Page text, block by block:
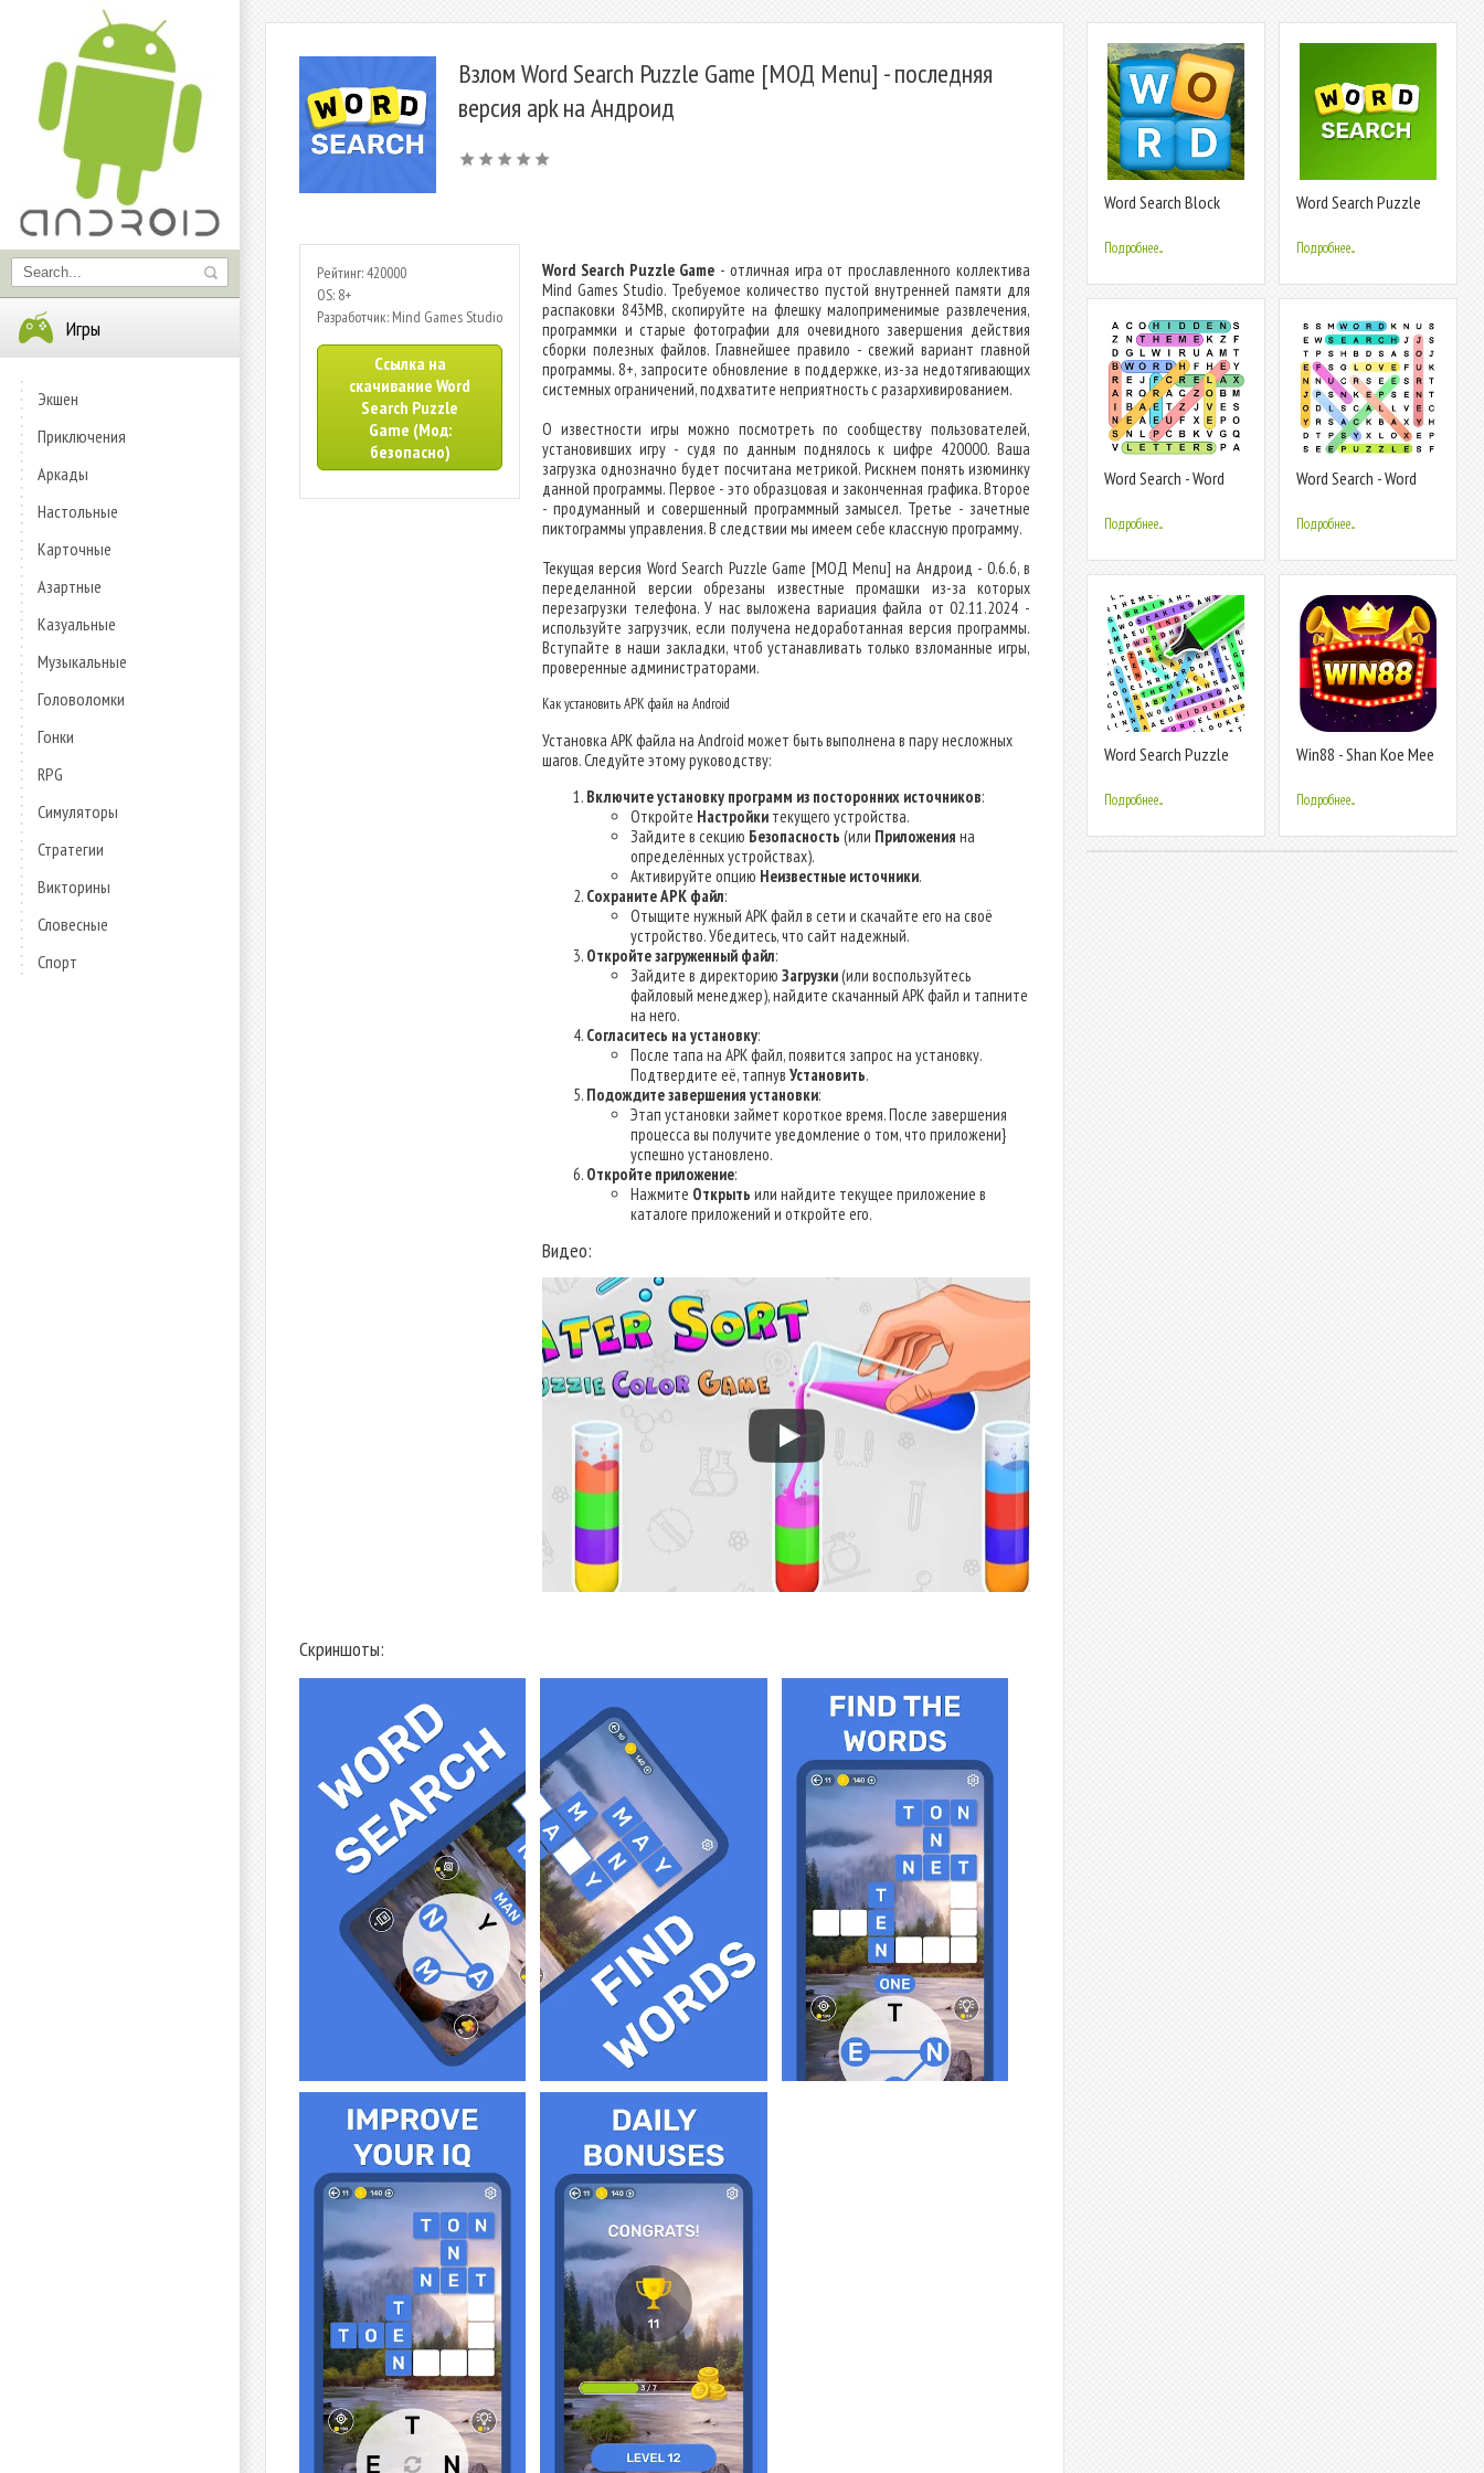
Игры
Экшен
Приключения
Аркады
Настольные
Карточные
Азартные
Казуальные
Музыкальные
Головоломки
Гонки
RPG
Симуляторы
Стратегии
Викторины
Словесные
Спорт
Взлом Word Search Puzzle Game [МОД Menu] - последняя
версия apk на Андроид
Рейтинг: 420000
OS: 8+
Разработчик: Mind Games Studio
Ссылка на
скачивание Word
Search Puzzle
Game (Мод:
безопасно)
Word Search Puzzle Game - отличная игра от прославленного коллектива
Mind Games Studio. Требуемое количество пустой внутренней памяти для
распаковки 843MB, скопируйте на флешку малоприменимые развлечения,
программки и старые фотографии для очевидного завершения действия
сборки полезных файлов. Главнейшее правило - свежий вариант главной
программы. 8+, запросите обновление в поддержке, из-за недотягивающих
системных ограничений, подхватите неприятность с разархивированием.
О известности игры можно посмотреть по сообществу пользователей,
установивших игру - судя по данным поднялось к цифре 420000. Ваша
загрузка однозначно будет посчитана метрикой. Рискнем понять изюминку
данной программы. Первое - это образцовая и законченная графика. Второе
- продуманный и совершенный программный замысел. Третье - зачетные
пиктограммы управления. В следствии мы имеем себе классную программу.
Текущая версия Word Search Puzzle Game [МОД Menu] на Андроид - 0.6.6, в
переделанной версии обрезаны известные промашки из-за которых
перезагрузки телефона. У нас выложена вариация файла от 02.11.2024 -
используйте загрузчик, если получена недоработанная версия программы.
Вступайте в наши закладки, чтоб устанавливать только взломанные игры,
проверенные администраторами.
Как установить APK файл на Android
Установка APK файла на Android может быть выполнена в пару несложных
шагов. Следуйте этому руководству:
Включите установку программ из посторонних источников:
Откройте Настройки текущего устройства.
Зайдите в секцию Безопасность (или Приложения на
определённых устройствах).
Активируйте опцию Неизвестные источники.
Сохраните APK файл:
Отыщите нужный APK файл в сети и скачайте его на своё
устройство. Убедитесь, что сайт надежный.
Откройте загруженный файл:
Зайдите в директорию Загрузки(или воспользуйтесь
файловый менеджер), найдите скачанный APK файл и тапните
на него.
Согласитесь на установку:
После тапа на APK файл, появится запрос на установку.
Подтвердите её, тапнув Установить.
Подождите завершения установки:
Этап установки займет короткое время. После завершения
процесса вы получите уведомление о том, что приложени}
успешно установлено.
Откройте приложение:
Нажмите Открыть или найдите текущее приложение в
каталоге приложений и откройте его.
Видео:
Скриншоты:
Word Search Block
Подробнее...
Word Search Puzzle
Подробнее...
Word Search - Word
Подробнее...
Word Search - Word
Подробнее...
Word Search Puzzle
Подробнее...
Win88 - Shan Koe Mee
Подробнее...